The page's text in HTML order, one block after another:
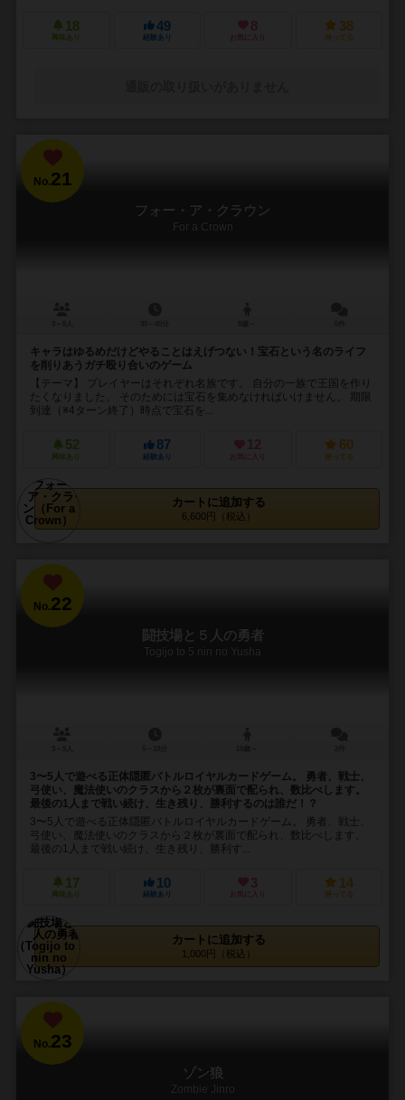
18
興味あり
49
経験あり
8
お気に入り
38
持ってる
No.21
フォー・ア・クラウン
For a Crown
キャラはゆるめだけどやることはえげつない！宝石という名のライフ
を削りあうガチ殴り合いのゲーム
【テーマ】 プレイヤーはそれぞれ名族です。 自分の一族で王国を作り
たくなりました。 そのためには宝石を集めなければいけません。 期限
到達（※4ターン終了）時点で宝石を...
52
興味あり
87
経験あり
12
お気に入り
60
持ってる
カートに追加する
6,600円（税込）
No.22
闘技場と５人の勇者
Togijo to 5 nin no Yusha
3〜5人で遊べる正体隠匿バトルロイヤルカードゲーム。 勇者、戦士、
弓使い、魔法使いのクラスから２枚が裏面で配られ、数比べします。
最後の1人まで戦い続け、生き残り、勝利するのは誰だ！？
3〜5人で遊べる正体隠匿バトルロイヤルカードゲーム。 勇者、戦士、
弓使い、魔法使いのクラスから２枚が裏面で配られ、数比べします。
最後の1人まで戦い続け、生き残り、勝利す...
17
興味あり
10
経験あり
3
お気に入り
14
持ってる
カートに追加する
1,000円（税込）
No.23
ゾン狼
Zombie Jinro